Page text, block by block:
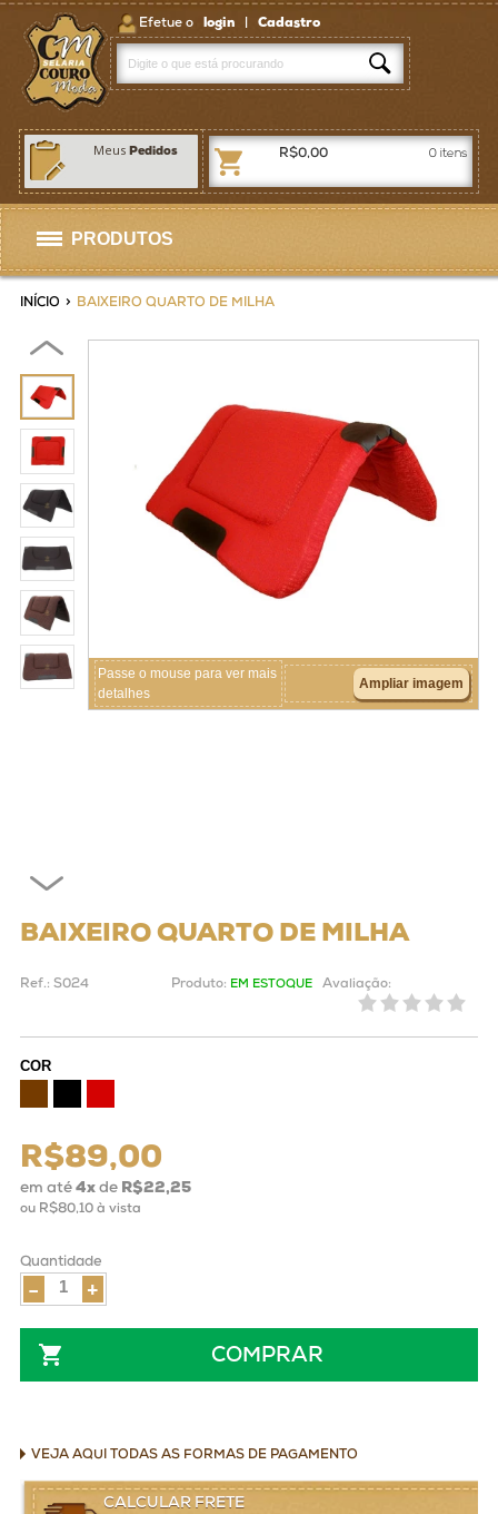
Efetue o login Cadastro
MeusPedidos 0itens
R$0,00
PRODUTOS
Selas
Artigos p/ Selaria
Bolsas / Pastas
Homens
Mulheres
Crianças
Couros
Acessórios
INÍCIO > BAIXEIRO QUARTO DE MILHA
Passe o mouse para ver mais
detalhes
Ampliar imagem
BAIXEIRO QUARTO DE MILHA
Ref.: S024 Produto: EM ESTOQUE Avaliação:
COR
R$89,00
em até 4xde R$22,25
ou R$80,10à vista
Quantidade
+
-
COMPRAR
VEJA AQUI TODAS AS FORMAS DE PAGAMENTO
CALCULAR FRETE